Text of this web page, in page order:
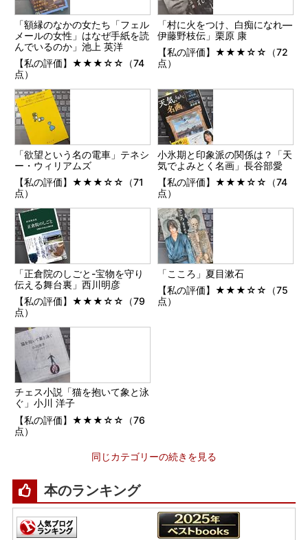
「額縁のなかの女たち「フェル
メールの女性」はなぜ手紙を読
んでいるのか」池上 英洋
【私の評価】★★★☆☆（74
点）
「村に火をつけ、白痴になれ―
伊藤野枝伝」栗原 康
【私の評価】★★★☆☆（72
点）
「欲望という名の電車」テネシ
ー・ウィリアムズ
【私の評価】★★★☆☆（71
点）
小氷期と印象派の関係は？「天
気でよみとく名画」長谷部愛
【私の評価】★★★☆☆（74
点）
「正倉院のしごと-宝物を守り
伝える舞台裏」西川明彦
【私の評価】★★★☆☆（79
点）
「こころ」夏目漱石
【私の評価】★★★☆☆（75
点）
チェス小説「猫を抱いて象と泳
ぐ」小川 洋子
【私の評価】★★★☆☆（76
点）
同じカテゴリーの続きを見る
本のランキング